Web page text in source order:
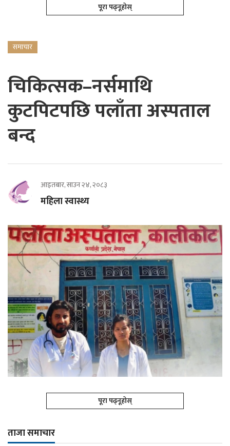
पूरा पढ्नूहोस्
समाचार
चिकित्सक–नर्समाथि
कुटपिटपछि पलाँता अस्पताल
बन्द
आइतबार, साउन २४, २०८३
महिला स्वास्थ्य
पूरा पढ्नूहोस्
ताजा समाचार